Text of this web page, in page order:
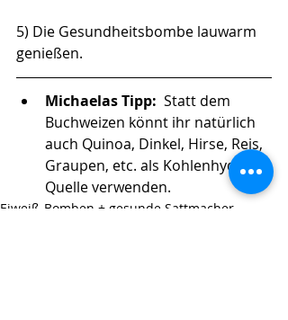
5) Die Gesundheitsbombe lauwarm
genießen.
Michaelas Tipp: Statt dem
Buchweizen könnt ihr natürlich
auch Quinoa, Dinkel, Hirse, Reis,
Graupen, etc. als Kohlenhydrat-
Quelle verwenden.
Eiweiß-Bomben + gesunde Sattmacher